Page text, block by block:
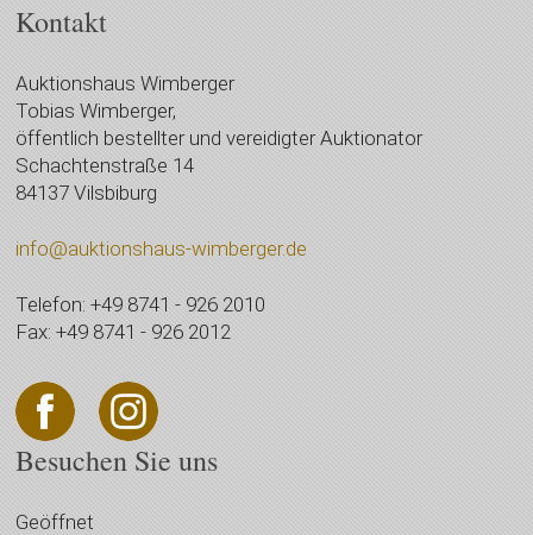
Kontakt
Auktionshaus Wimberger
Tobias Wimberger,
öffentlich bestellter und vereidigter Auktionator
Schachtenstraße 14
84137 Vilsbiburg
info@auktionshaus-wimberger.de
Telefon: +49 8741 - 926 2010
Fax: +49 8741 - 926 2012
Besuchen Sie uns
Geöffnet